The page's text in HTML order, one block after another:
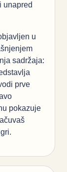
unapred
u
sadržaja:
prve
pokazuje